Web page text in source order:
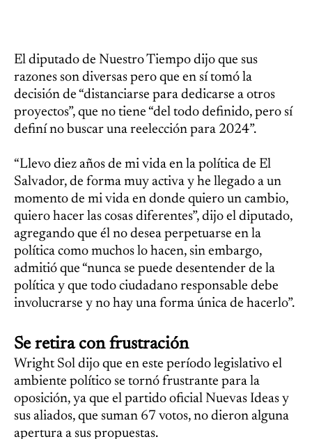
El diputado de Nuestro Tiempo dijo que sus
razones son diversas pero que en sí tomó la
decisión de “distanciarse para dedicarse a otros
proyectos”, que no tiene “del todo definido, pero sí
definí no buscar una reelección para 2024”.
“Llevo diez años de mi vida en la política de El
Salvador, de forma muy activa y he llegado a un
momento de mi vida en donde quiero un cambio,
quiero hacer las cosas diferentes”, dijo el diputado,
agregando que él no desea perpetuarse en la
política como muchos lo hacen, sin embargo,
admitió que “nunca se puede desentender de la
política y que todo ciudadano responsable debe
involucrarse y no hay una forma única de hacerlo”.
Se retira con frustración
Wright Sol dijo que en este período legislativo el
ambiente político se tornó frustrante para la
oposición, ya que el partido oficial Nuevas Ideas y
sus aliados, que suman 67 votos, no dieron alguna
apertura a sus propuestas.